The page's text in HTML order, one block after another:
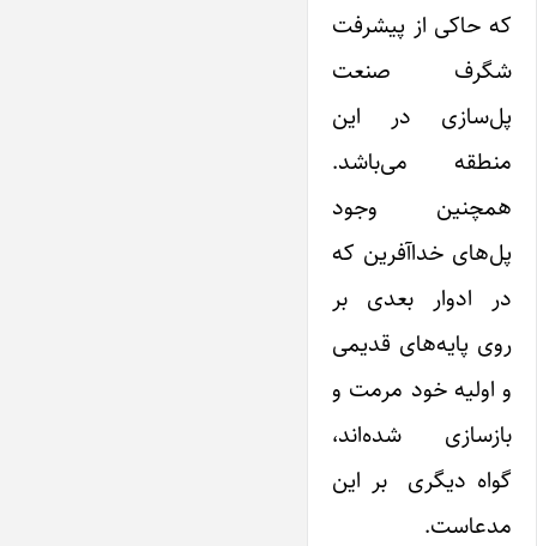
که حاکی از پیشرفت
شگرف صنعت
پل‌سازی در این
منطقه می‌باشد.
همچنین وجود
پل‌های خداآفرین که
در ادوار بعدی بر
روی پایه‌های قدیمی
و اولیه خود مرمت و
بازسازی شده‌اند،
گواه دیگری بر این
مدعاست.